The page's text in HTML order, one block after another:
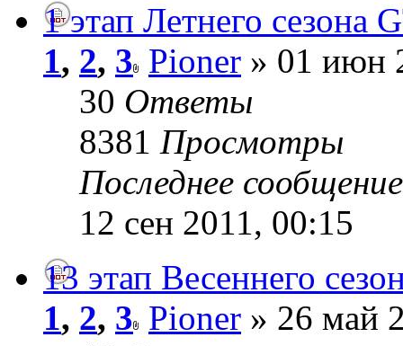
1 этап Летнего сезона
1, 2, 3 Pioner » 01 июн
30 Ответы
8381 Просмотры
Последнее
12 сен 2011, 00:15
13 этап Весеннего
1, 2, 3 Pioner » 26 май